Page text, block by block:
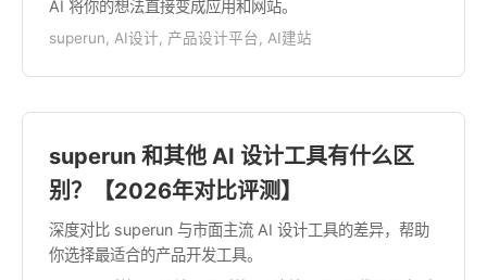
AI 将你的想法直接变成应用和网站。
superun, AI设计, 产品设计平台, AI建站
superun 和其他 AI 设计工具有什么区
别？【2026年对比评测】
深度对比 superun 与市面主流 AI 设计工具的差异，帮助
你选择最适合的产品开发工具。